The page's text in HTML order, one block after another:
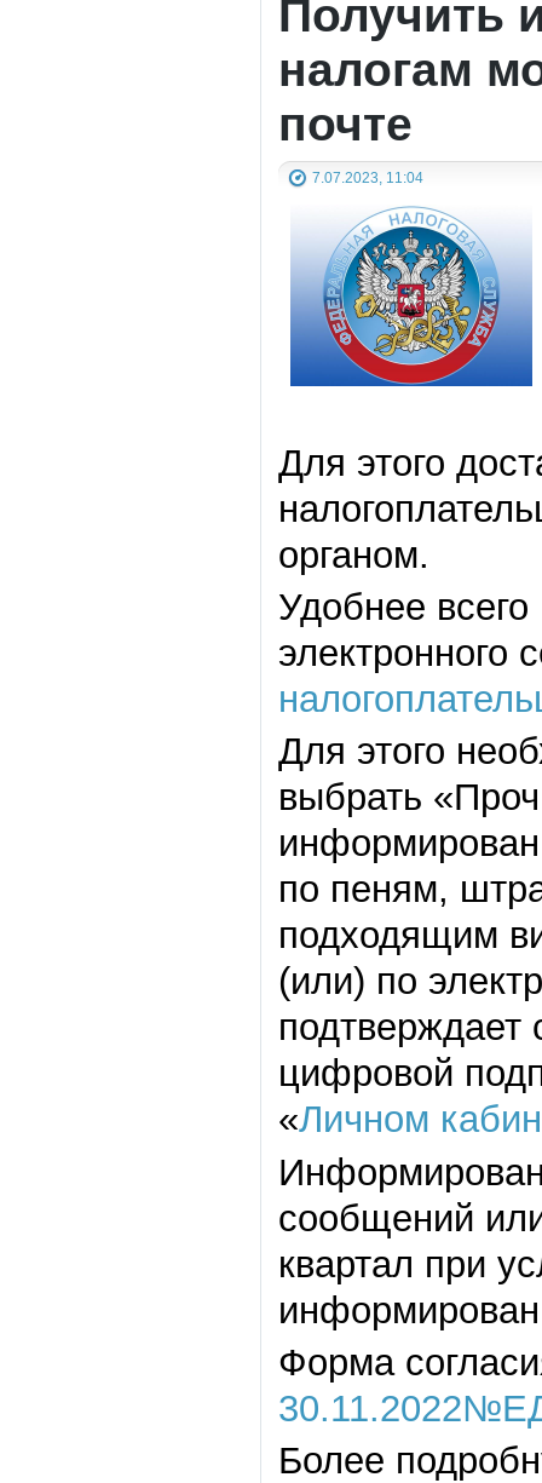
Получить
налогам
почте
7.07.2023, 11:04
Для этого
органом.
Удобнее
электронного
Для этого
выбрать
по пеням,
подходящим
(или) по
подтверждает
цифровой
«Личном
сообщений
квартал при
Форма
Более